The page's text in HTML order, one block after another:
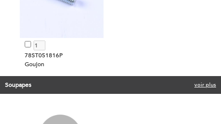
78ST051816P
Goujon
Soupapes voir plus